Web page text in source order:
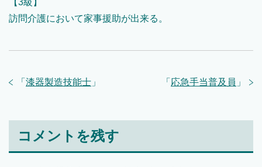
【3級】
訪問介護において家事援助が出来る。
「 応急手当普及員 」
「 漆器製造技能士 」
コメントを残す